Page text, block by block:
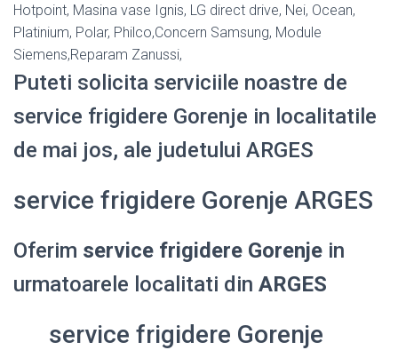
Hotpoint, Masina vase Ignis, LG direct drive, Nei, Ocean,
Platinium, Polar, Philco,Concern Samsung, Module
Siemens,Reparam Zanussi,
Puteti solicita serviciile noastre de
service frigidere Gorenje in localitatile
de mai jos, ale judetului ARGES
service frigidere Gorenje ARGES
Oferim service frigidere Gorenje in
urmatoarele localitati din ARGES
service frigidere Gorenje